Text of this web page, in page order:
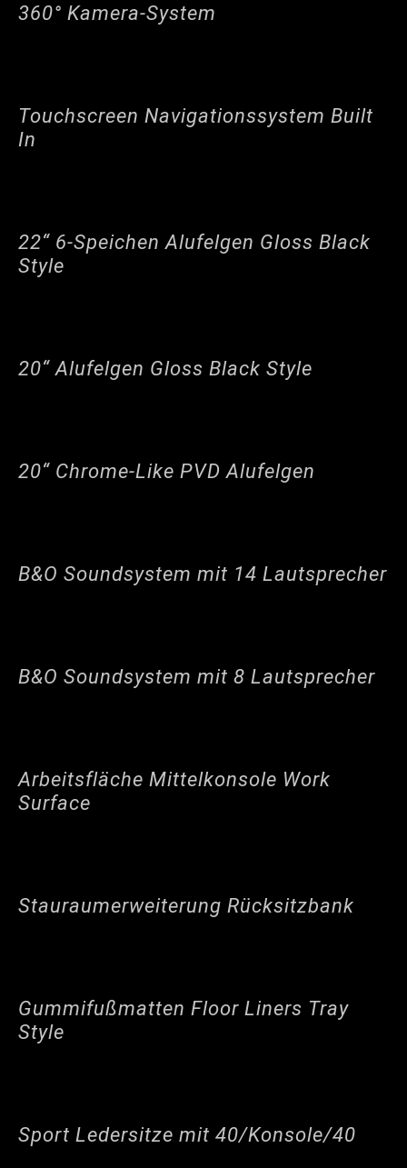
360° Kamera-System
Touchscreen Navigationssystem Built
In
22“ 6-Speichen Alufelgen Gloss Black
Style
20“ Alufelgen Gloss Black Style
20“ Chrome-Like PVD Alufelgen
B&O Soundsystem mit 14 Lautsprecher
B&O Soundsystem mit 8 Lautsprecher
Arbeitsfläche Mittelkonsole Work
Surface
Stauraumerweiterung Rücksitzbank
Gummifußmatten Floor Liners Tray
Style
Sport Ledersitze mit 40/Konsole/40